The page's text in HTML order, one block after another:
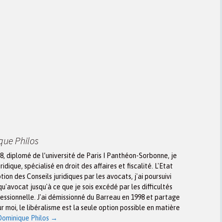
Philos
diplomé de l’université de Paris I Panthéon-Sorbonne, je
spécialisé en droit des affaires et fiscalité. L'Etat
des Conseils juridiques par les avocats, j'ai poursuivi
jusqu'à ce que je sois excédé par les difficultés
J'ai démissionné du Barreau en 1998 et partage
moi, le libéralisme est la seule option possible en matière
Philos →